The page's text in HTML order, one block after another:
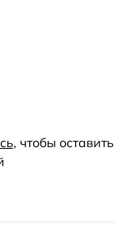
, чтобы оставить